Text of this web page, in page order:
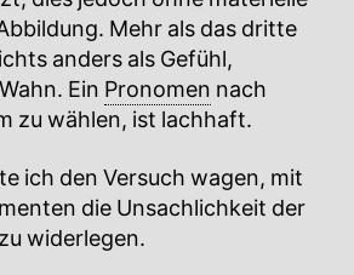
Mehr als das dritte
anders als Gefühl,
Ein Pronomen nach
zu wählen, ist lachhaft.
ich den Versuch wagen, mit
die Unsachlichkeit der
widerlegen.